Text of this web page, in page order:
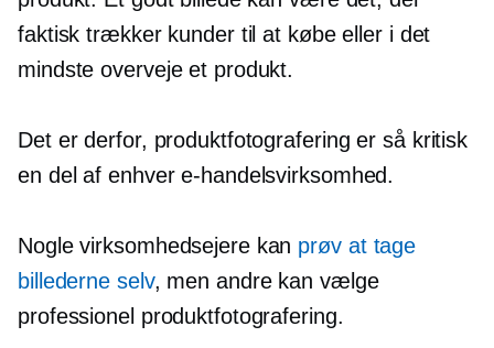
faktisk trækker kunder til at købe eller i det
mindste overveje et produkt.
Det er derfor, produktfotografering er så kritisk
en del af enhver e-handelsvirksomhed.
Nogle virksomhedsejere kan prøv at tage
billederne selv, men andre kan vælge
professionel produktfotografering.